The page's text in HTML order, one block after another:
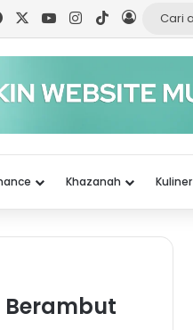
FacebookYouTubeInstagram
TikTokLog In
Khazanah Kuliner
Berambut